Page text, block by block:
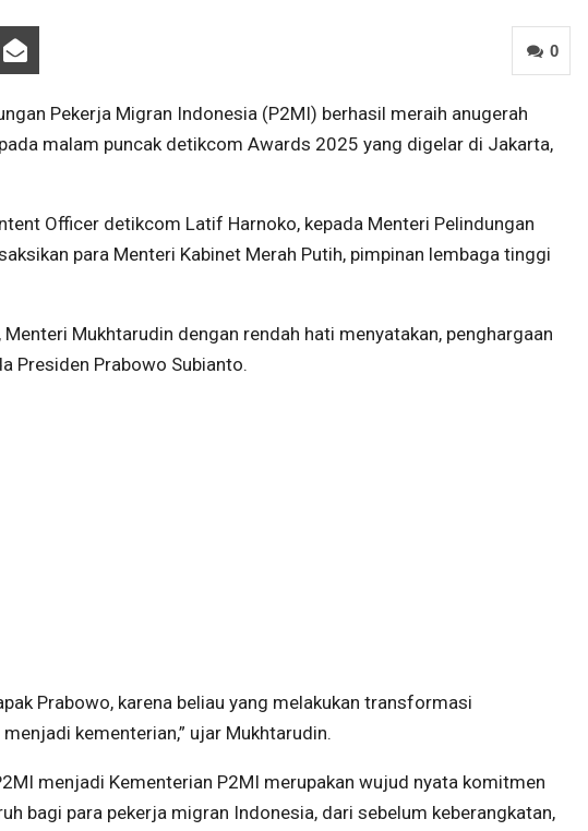
0
Pekerja Migran Indonesia (P2MI) berhasil meraih anugerah
malam puncak detikcom Awards 2025 yang digelar di Jakarta,
Officer detikcom Latif Harnoko, kepada Menteri Pelindungan
para Menteri Kabinet Merah Putih, pimpinan lembaga tinggi
Mukhtarudin dengan rendah hati menyatakan, penghargaan
Presiden Prabowo Subianto.
Prabowo, karena beliau yang melakukan transformasi
kementerian,” ujar Mukhtarudin.
menjadi Kementerian P2MI merupakan wujud nyata komitmen
bagi para pekerja migran Indonesia, dari sebelum keberangkatan,